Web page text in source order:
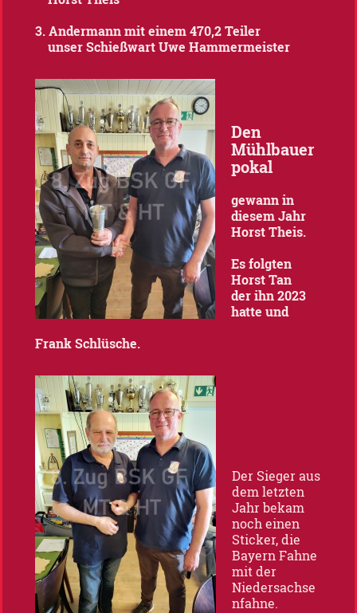
3. Andermann mit einem 470,2 Teiler
unser Schießwart Uwe Hammermeister
Den
Mühlbauer
pokal
gewann in
diesem Jahr
Horst Theis.
Es folgten
Horst Tan
der ihn 2023
hatte und
Frank Schlüsche.
Der Sieger aus
dem letzten
Jahr bekam
noch einen
Sticker, die
Bayern Fahne
mit der
Niedersachse
nfahne.